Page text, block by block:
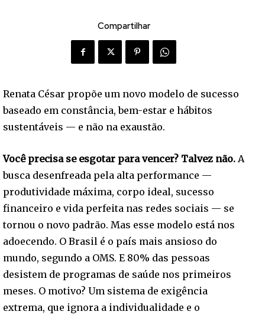
Compartilhar
Renata César propõe um novo modelo de sucesso
baseado em constância, bem-estar e hábitos
sustentáveis — e não na exaustão.
Você precisa se esgotar para vencer? Talvez não. A
busca desenfreada pela alta performance —
produtividade máxima, corpo ideal, sucesso
financeiro e vida perfeita nas redes sociais — se
tornou o novo padrão. Mas esse modelo está nos
adoecendo. O Brasil é o país mais ansioso do
mundo, segundo a OMS. E 80% das pessoas
desistem de programas de saúde nos primeiros
meses. O motivo? Um sistema de exigência
extrema, que ignora a individualidade e o